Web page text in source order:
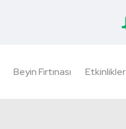
Beyin Fırtınası Etkinlikler